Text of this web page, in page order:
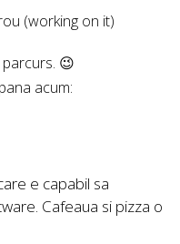
(working on it)
😉
acum:
e capabil sa
Cafeaua si pizza o